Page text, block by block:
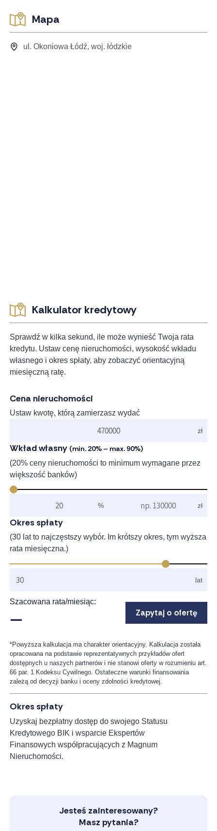
Mapa
ul. Okoniowa Łódź, woj. łódzkie
Kalkulator kredytowy
Sprawdź w kilka sekund, ile może wynieść Twoja rata
kredytu. Ustaw cenę nieruchomości, wysokość wkładu
własnego i okres spłaty, aby zobaczyć orientacyjną
miesięczną ratę.
Cena nieruchomości
Ustaw kwotę, którą zamierzasz wydać
zł
Wkład własny (min. 20% – max. 90%)
(20% ceny nieruchomości to minimum wymagane przez
większość banków)
% zł
Okres spłaty
(30 lat to najczęstszy wybór. Im krótszy okres, tym wyższa
rata miesięczna.)
lat
Szacowana rata/miesiąc:
— Zapytaj o ofertę
*Powyższa kalkulacja ma charakter orientacyjny. Kalkulacja została
opracowana na podstawie reprezentatywnych przykładów ofert
dostępnych u naszych partnerów i nie stanowi oferty w rozumieniu art.
66 par. 1 Kodeksu Cywilnego. Ostateczne warunki finansowania
zależą od decyzji banku i oceny zdolności kredytowej.
Okres spłaty
Uzyskaj bezpłatny dostęp do swojego Statusu
Kredytowego BIK i wsparcie Ekspertów
Finansowych współpracujących z Magnum
Nieruchomości.
Jesteś zainteresowany?
Masz pytania?